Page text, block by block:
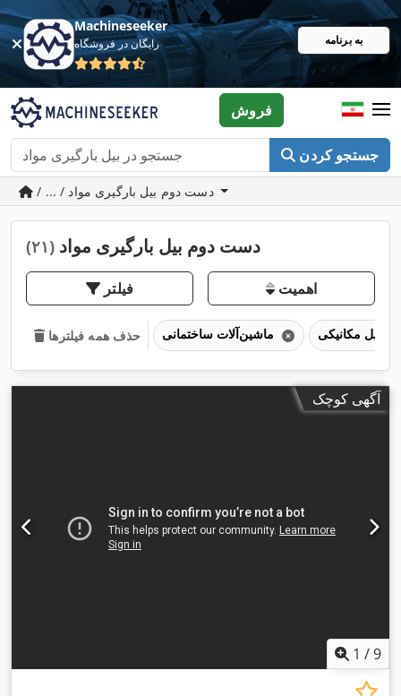
Machineseeker
رایگان در فروشگاه به برنامه
جستجو کردن
فروش
/ ... / دست دوم بیل بارگیری مواد
دست دوم بیل بارگیری مواد (۲۱)
فیلتر اهمیت
حذف همه فیلترها
آگهی کوچک
1 /9